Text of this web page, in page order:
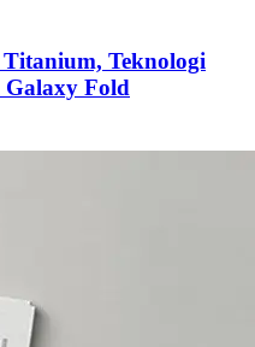
Titanium, Teknologi
Fold